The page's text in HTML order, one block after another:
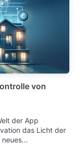
von
der App
das Licht der